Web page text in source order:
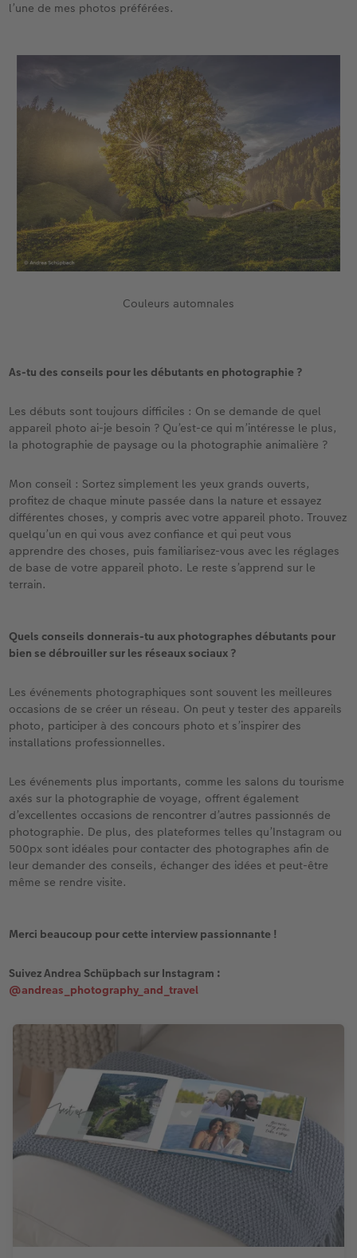
l’une de mes photos préférées.
Couleurs automnales
As-tu des conseils pour les débutants en photographie ?
Les débuts sont toujours difficiles : On se demande de quel
appareil photo ai-je besoin ? Qu’est-ce qui m’intéresse le plus,
la photographie de paysage ou la photographie animalière ?
Mon conseil : Sortez simplement les yeux grands ouverts,
profitez de chaque minute passée dans la nature et essayez
différentes choses, y compris avec votre appareil photo. Trouvez
quelqu’un en qui vous avez confiance et qui peut vous
apprendre des choses, puis familiarisez-vous avec les réglages
de base de votre appareil photo. Le reste s’apprend sur le
terrain.
Quels conseils donnerais-tu aux photographes débutants pour
bien se débrouiller sur les réseaux sociaux ?
Les événements photographiques sont souvent les meilleures
occasions de se créer un réseau. On peut y tester des appareils
photo, participer à des concours photo et s’inspirer des
installations professionnelles.
Les événements plus importants, comme les salons du tourisme
axés sur la photographie de voyage, offrent également
d’excellentes occasions de rencontrer d’autres passionnés de
photographie. De plus, des plateformes telles qu’Instagram ou
500px sont idéales pour contacter des photographes afin de
leur demander des conseils, échanger des idées et peut-être
même se rendre visite.
Merci beaucoup pour cette interview passionnante !
Suivez Andrea Schüpbach sur Instagram :
@andreas_photography_and_travel